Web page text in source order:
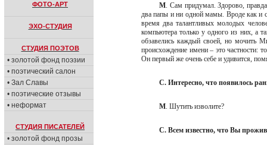
ФОТО-АРТ
ЭХО-СТУДИЯ
СТУДИЯ ПОЭТОВ
• золотой фонд поэзии
• поэтический салон
• Зал Славы
• поэтические отзывы
• неформат
СТУДИЯ ПИСАТЕЛЕЙ
• золотой фонд прозы
М. Сам придумал. Здорово,
два папы и ни одной мамы. Вроде как и
время два талантливых молодых
компьютера только у одного из них, а
обзавелись каждый своей, но мочить
происхождение имени – это частности:
Он первый же очень себе и удивится,
С. Интересно, что появилось
М. Шутить изволите?
С. Всем известно, что Вы